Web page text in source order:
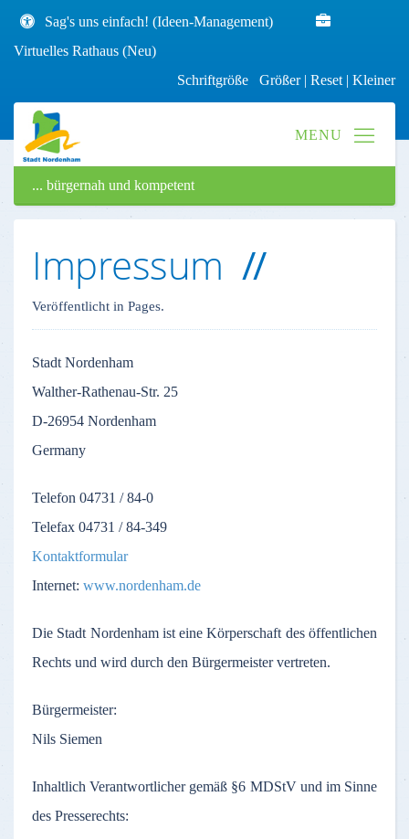
Sag's uns einfach! (Ideen-Management)
Virtuelles Rathaus (Neu)
Schriftgröße Größer| Reset | Kleiner
... bürgernah und kompetent
Impressum
Veröffentlicht in Pages.
Stadt Nordenham
Walther-Rathenau-Str. 25
D-26954 Nordenham
Germany
Telefon 04731 / 84-0
Telefax 04731 / 84-349
Kontaktformular
Internet: www.nordenham.de
Die Stadt Nordenham ist eine Körperschaft desöffentlichen
Rechts und wird durch den Bürgermeister vertreten.
Bürgermeister:
Nils Siemen
Inhaltlich Verantwortlicher gemäß §6 MDStVund im Sinne
des Presserechts: